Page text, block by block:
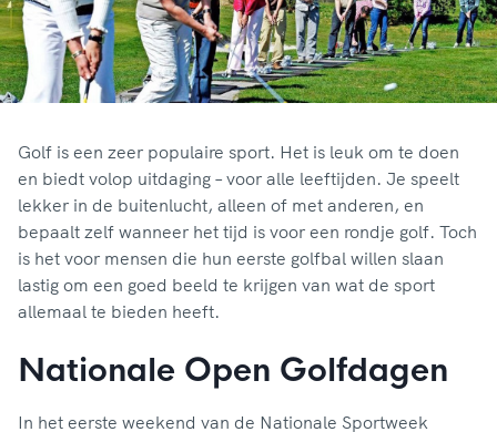
Golf is een zeer populaire sport. Het is leuk om te doen
en biedt volop uitdaging – voor alle leeftijden. Je speelt
lekker in de buitenlucht, alleen of met anderen, en
bepaalt zelf wanneer het tijd is voor een rondje golf. Toch
is het voor mensen die hun eerste golfbal willen slaan
lastig om een goed beeld te krijgen van wat de sport
allemaal te bieden heeft.
Nationale Open Golfdagen
In het eerste weekend van de Nationale Sportweek